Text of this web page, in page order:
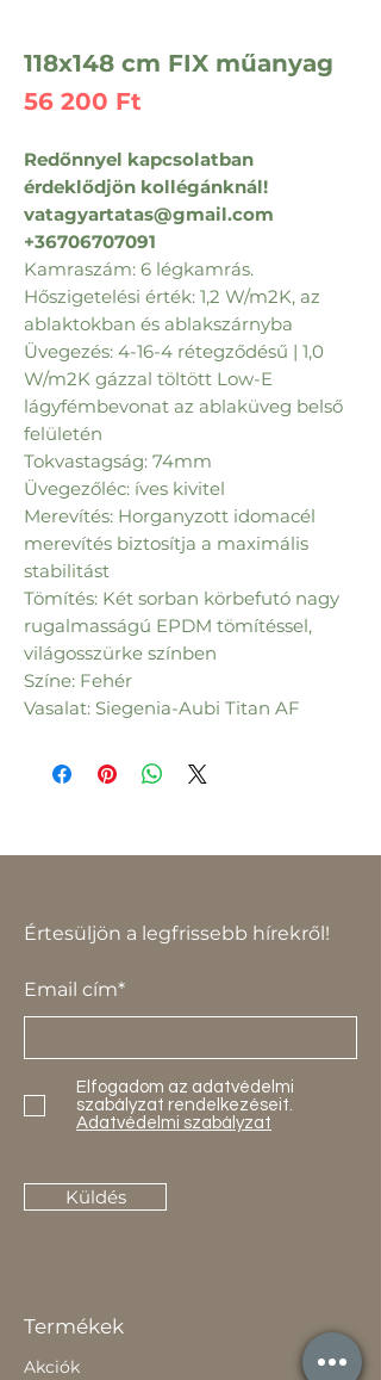
118x148 cm FIX műanyag
56 200 Ft
Redőnnyel kapcsolatban
érdeklődjön kollégánknál!
vatagyartatas@gmail.com
+36706707091
Kamraszám: 6 légkamrás.
Hőszigetelési érték: 1,2 W/m2K, az
ablaktokban és ablakszárnyba
Üvegezés: 4-16-4 rétegződésű | 1,0
W/m2K gázzal töltött Low-E
lágyfémbevonat az ablaküveg belső
felületén
Tokvastagság: 74mm
Üvegezőléc: íves kivitel
Merevítés: Horganyzott idomacél
merevítés biztosítja a maximális
stabilitást
Tömítés: Két sorban körbefutó nagy
rugalmasságú EPDM tömítéssel,
világosszürke színben
Színe: Fehér
Vasalat: Siegenia-Aubi Titan AF
Értesüljön a legfrissebb hírekről!
Email cím*
Elfogadom az adatvédelmi
szabályzat rendelkezéseit.
Adatvédelmi szabályzat
Küldés
Termékek
Akciók